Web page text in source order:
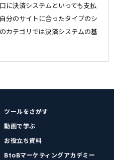
に決済システムといっても支払
分のサイトに合ったタイプのシ
カテゴリでは決済システムの基
ツールをさがす
動画で学ぶ
お役立ち資料
BtoBマーケティングアカデミー